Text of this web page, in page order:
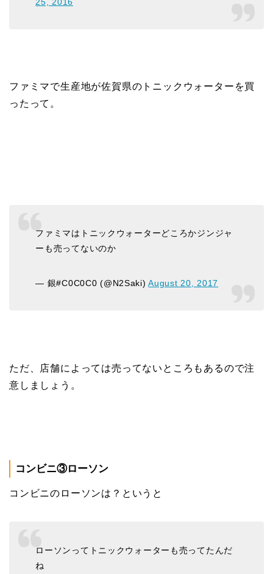
ファミマで生産地が佐賀県のトニックウォーターを買
ったって。
ファミマはトニックウォーターどころかジンジャ
ーも売ってないのか
— 銀#C0C0C0 (@N2Saki)August 20, 2017
ただ、店舗によっては売ってないところもあるので注
意しましょう。
コンビニ③ローソン
コンビニのローソンは？というと
ローソンってトニックウォーターも売ってたんだ
ね